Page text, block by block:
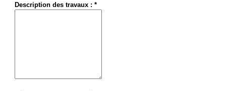
Description des travaux : *